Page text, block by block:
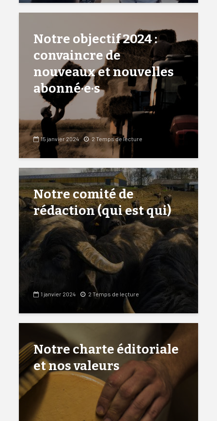
Notre objectif 2024 :
convaincre de
nouveaux et nouvelles
abonné·e·s
15 janvier 2024 2 Temps de lecture
Notre comité de
rédaction (qui est qui)
1 janvier 2024 2 Temps de lecture
Notre charte éditoriale
et nos valeurs